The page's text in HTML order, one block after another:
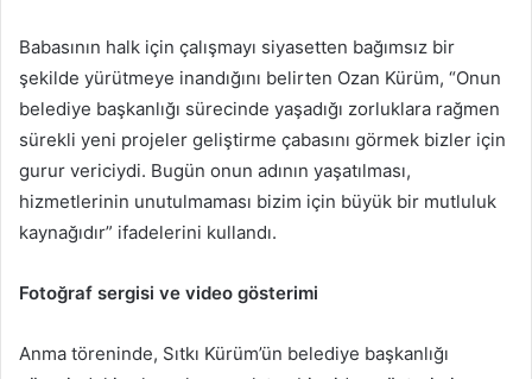
Babasının halk için çalışmayı siyasetten bağımsız bir
şekilde yürütmeye inandığını belirten Ozan Kürüm, “Onun
belediye başkanlığı sürecinde yaşadığı zorluklara rağmen
sürekli yeni projeler geliştirme çabasını görmek bizler için
gurur vericiydi. Bugün onun adının yaşatılması,
hizmetlerinin unutulmaması bizim için büyük bir mutluluk
kaynağıdır” ifadelerini kullandı.
Fotoğraf sergisi ve video gösterimi
Anma töreninde, Sıtkı Kürüm’ün belediye başkanlığı